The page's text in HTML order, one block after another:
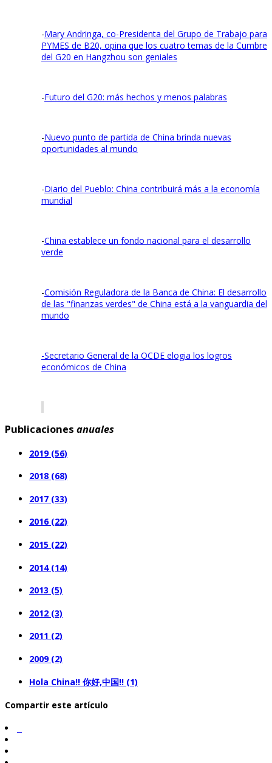
-Mary Andringa, co-Presidenta del Grupo de Trabajo para
PYMES de B20, opina que los cuatro temas de la Cumbre
del G20 en Hangzhou son geniales
-Futuro del G20: más hechos y menos palabras
-Nuevo punto de partida de China brinda nuevas
oportunidades al mundo
-Diario del Pueblo: China contribuirá más a la economía
mundial
-China establece un fondo nacional para el desarrollo
verde
-Comisión Reguladora de la Banca de China: El desarrollo
de las "finanzas verdes" de China está a la vanguardia del
mundo
-Secretario General de la OCDE elogia los logros
económicos de China
Publicaciones anuales
2019 (56)
2018 (68)
2017 (33)
2016 (22)
2015 (22)
2014 (14)
2013 (5)
2012 (3)
2011 (2)
2009 (2)
Hola China!! 你好,中国!! (1)
Compartir este artículo